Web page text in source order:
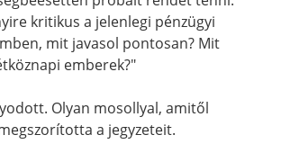
kritikus a jelenlegi pénzügyi
mit javasol pontosan? Mit
emberek?"
Olyan mosollyal, amitől
a jegyzeteit.